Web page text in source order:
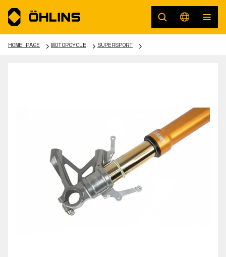
HOME PAGE MOTORCYCLE SUPERSPORT